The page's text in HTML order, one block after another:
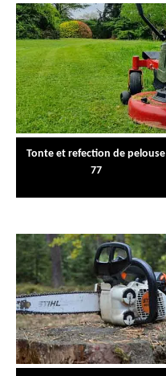
Tonte et refection de pelouse
77